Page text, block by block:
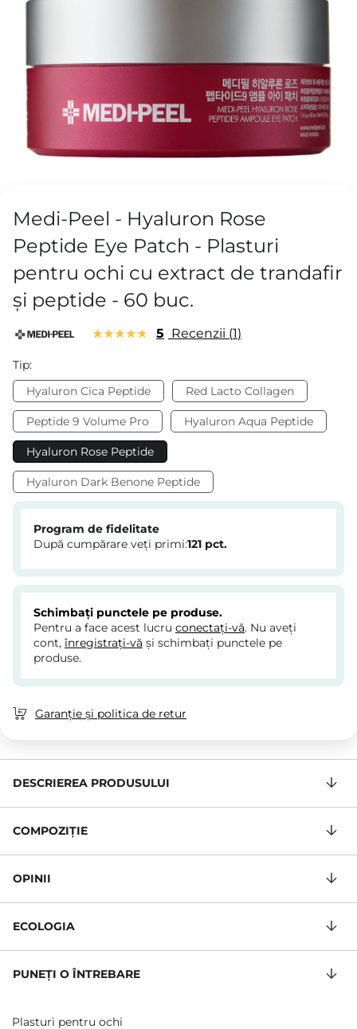
Medi-Peel - Hyaluron Rose
Peptide Eye Patch - Plasturi
pentru ochi cu extract de trandafir
și peptide - 60 buc.
5 Recenzii 1
Tip:
Hyaluron Cica Peptide
Red Lacto Collagen
Peptide 9 Volume Pro Hyaluron Aqua Peptide
Hyaluron Rose Peptide
Hyaluron Dark Benone Peptide
Program de fidelitate
După cumpărare veți primi:121 pct.
Schimbați punctele pe produse.
Pentru a face acest lucru conectați-vă. Nu aveți
cont, înregistrați-vă și schimbați punctele pe
produse.
Garanție și politica de retur
DESCRIEREA PRODUSULUI
COMPOZIŢIE
OPINII
ECOLOGIA
PUNEȚI O ÎNTREBARE
Plasturi pentru ochi